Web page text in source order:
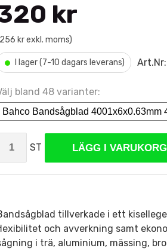
kr
kr exkl. moms)
• I lager (7-10 dagars leverans) Art.Nr:
bland 48 varianter:
ST LÄGG I VARUKORG
tillverkade i ett
och avverkning samt
i trä, aluminium, mässing,